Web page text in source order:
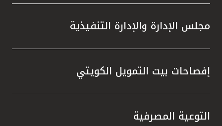
مجلس الإدارة والإدارة التنفيذية
إفصاحات بيت التمويل الكويتي
التوعية المصرفية